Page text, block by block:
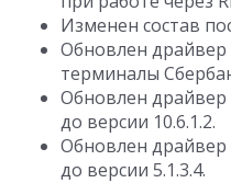
Изменен состав
Обновлен драйвер
терминалы
Обновлен драйвер
до версии 10.6.1.2.
Обновлен драйвер
до версии 5.1.3.4.